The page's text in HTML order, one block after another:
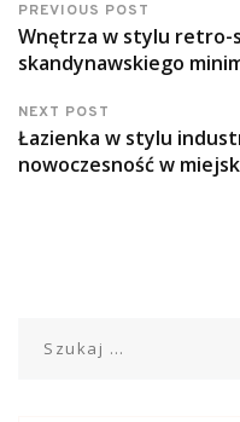
PREVIOUS POST
Wnętrza w stylu retro-
skandynawskiego
NEXT POST
Łazienka w stylu
nowoczesność w